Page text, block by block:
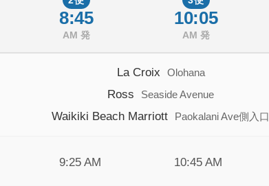
8:45
AM 発
10:05
AM 発
La Croix Olohana
Ross Seaside Avenue
Waikiki Beach Marriott Paokalani Ave側入口
9:25 AM 10:45 AM